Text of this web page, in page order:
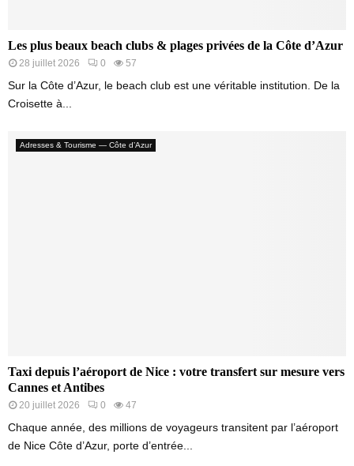
Les plus beaux beach clubs & plages privées de la Côte d’Azur
28 juillet 2026 0 57
Sur la Côte d’Azur, le beach club est une véritable institution. De la
Croisette à...
Adresses & Tourisme — Côte d’Azur
Taxi depuis l’aéroport de Nice : votre transfert sur mesure vers
Cannes et Antibes
20 juillet 2026 0 47
Chaque année, des millions de voyageurs transitent par l’aéroport
de Nice Côte d’Azur, porte d’entrée...